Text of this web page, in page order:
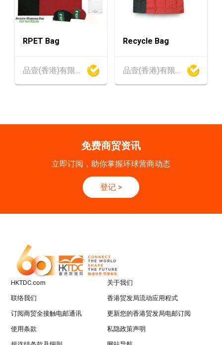
香港国际时尚汇展 2026 (香港会议展览中心)
SEP
一带一路高峰论坛2026
9
SEP
香港
09.09.2026
SEP
运输物流学会国际会议 2026
「香港好物节 (东盟)」2026
13.10.2026 - 16.10.2026
RPET Bag
品壹(香港)有限公司
Recycle Bag
品壹(香港)有限公司
免费商贸资讯
立即订阅，助你掌握环球营商动态
登记 >
HKTDC.com 关于我们
联络我们 香港贸发局流动应用程式
订阅商贸全接触电邮通讯 更新您的香港贸发局电邮订阅
使用条款 私隐政策声明